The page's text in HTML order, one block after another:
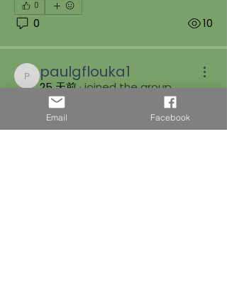
0
0 10
paulgflouka1
paulgflouka1
25 天前·joined the group.
關於
Email Facebook